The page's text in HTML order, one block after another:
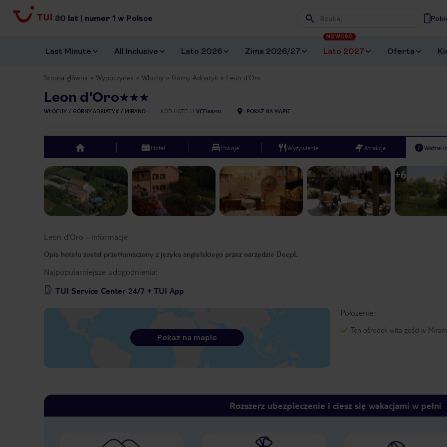
30 lat | numer 1 w Polsce Wpisz frazę, której szukasz
Last Minute All Inclusive Lato 2026 Zima 2026/27 Lato 2027
NOWOŚĆ
Oferta
Strona główna Wypoczynek Włochy Górny Adriatyk Leon d'Oro
Leon d'Oro
WŁOCHY GÓRNY ADRIATYK MIRANO KOD HOTELU VCE00040 POKAŻ NA MAPIE
top Hotel Pokoje Wyżywienie Atrakcje Ważne
Previous slide +6
Leon d'Oro - informacje
Opis hotelu został przetłumaczony z języka angielskiego przez narzędzie DeepL
Najpopularniejsze udogodnienia:
TUI Service Center 24/7 + TUI App
Położenie:
Ten ośrodek wita gości w
Pokaż na mapie
Rozszerz ubezpieczenie i ciesz się wakacjami w pełni